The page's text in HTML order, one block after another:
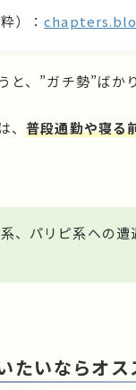
）：
と、”ガチ勢”ばか
、普段通勤や寝る
、パリピ系への
たいならオ